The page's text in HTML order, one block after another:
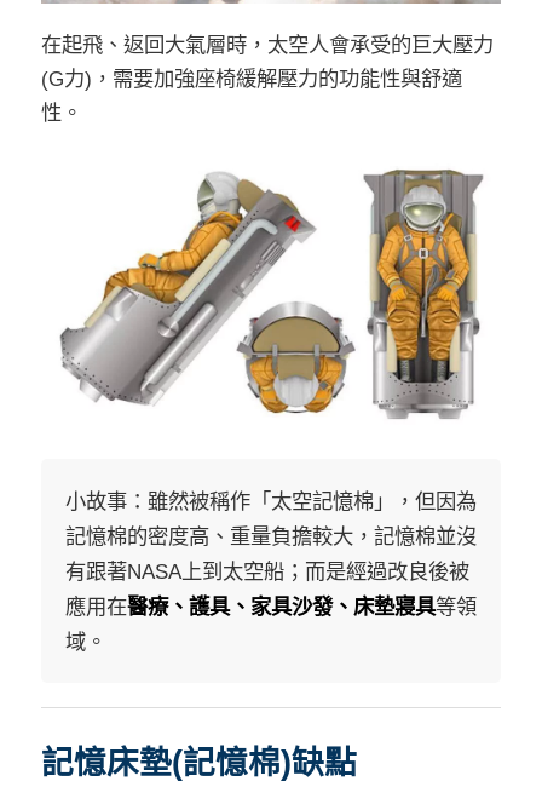
在起飛、返回大氣層時，太空人會承受的巨大壓力
(G力)，需要加強座椅緩解壓力的功能性與舒適
性。
小故事：雖然被稱作「太空記憶棉」，但因為
記憶棉的密度高、重量負擔較大，記憶棉並沒
有跟著NASA上到太空船；而是經過改良後被
應用在醫療、護具、家具沙發、床墊寢具等領
域。
記憶床墊(記憶棉)缺點